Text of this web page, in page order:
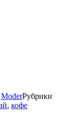
ModerРубрики
, кофе